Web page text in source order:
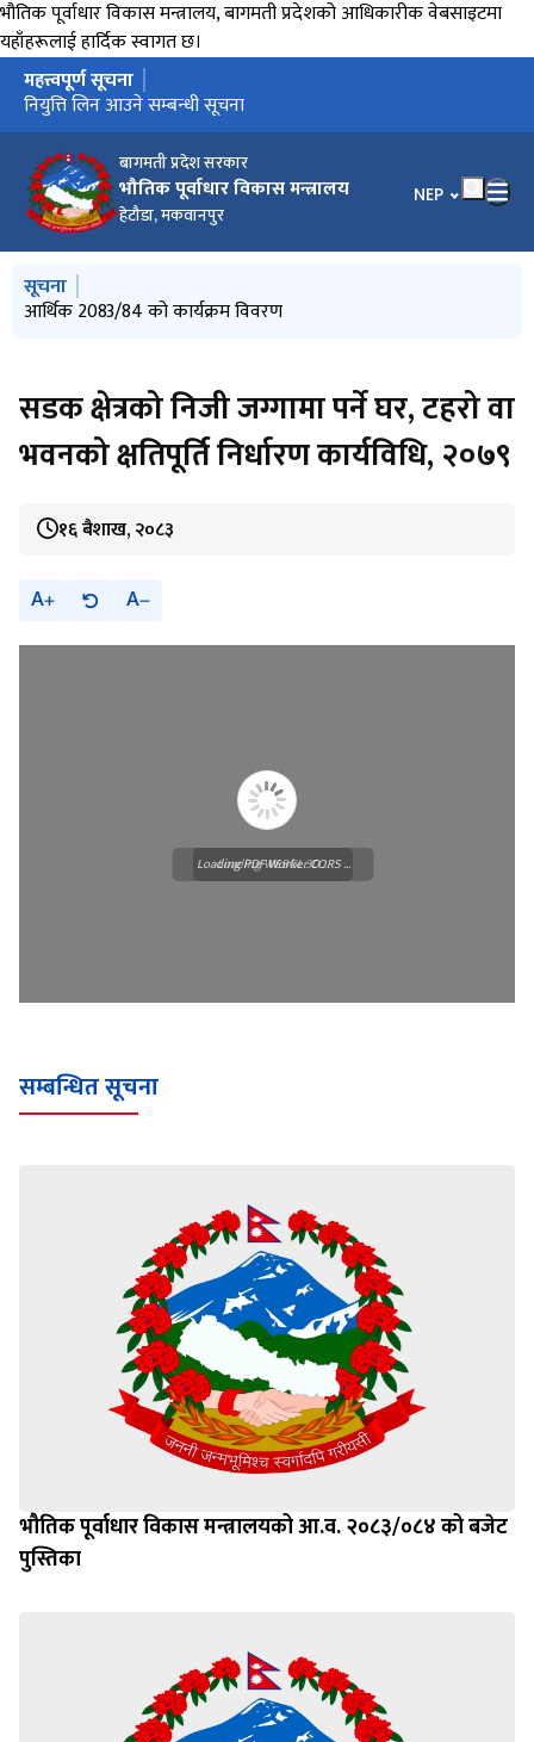
भौतिक पूर्वाधार विकास मन्त्रालय, बागमती प्रदेशको आधिकारीक वेबसाइटमा
यहाँहरूलाई हार्दिक स्वागत छ।
बागमती प्रदेश सरकार
भौतिक पूर्वाधार विकास मन्त्रालय
हेटौडा, मकवानपुर
भाषा चयन गर्नुहोस्
NEP
मुख्य नेभिगेसनमा जानुहोस्
महत्त्वपूर्ण सूचना
परामर्शदाताको आवेदन आह्वान सम्बन्धि सूचना
नियुत्ति लिन आउने सम्बन्धी सूचना
मुख्य नेभिगेसनमा जानुहोस्
सूचना
नियुत्ति लिन आउने सम्बन्धी सूचना
आर्थिक 2083/84 को कार्यक्रम विवरण
परामर्शदाताको आवेदन आह्वान सम्बन्धि सूचना
तह बृद्धिका लागि आवेदन माग सम्बन्धी सूचना
स्थानीय_तहमा_एकिकृत_विकास_कार्यक्रम_कार्यान्वयन_कार्यविधि_२०८१
सडक क्षेत्रको निजी जग्गामा पर्ने घर, टहरो वा
भवनको क्षतिपूर्ति निर्धारण कार्यविधि, २०७९
१६ बैशाख, २०८३
A A
Loading WEBGL 3D ...
Loading PDF Worker CORS ...
सम्बन्धित सूचना
भौतिक पूर्वाधार विकास मन्त्रालयको आ.व. २०८३/०८४ को बजेट
पुस्तिका